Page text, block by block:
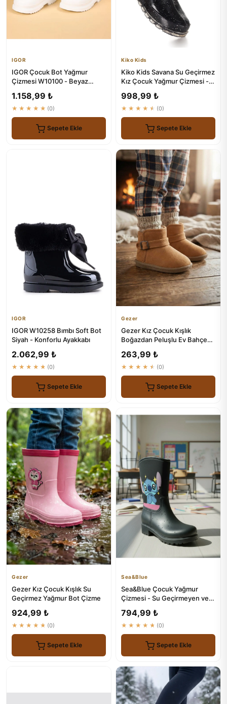
IGOR
IGOR Çocuk Bot Yağmur
Çizmesi W10100 - Beyaz
1.158,99 ₺
★★★★★ (0)
Sepete Ekle
Kiko Kids
Kiko Kids Savana Su Geçirmez
Kız Çocuk Yağmur Çizmesi -
998,99 ₺
★★★★★ (0)
Sepete Ekle
IGOR
IGOR W10258 Bımbı Soft Bot
Siyah - Konforlu Ayakkabı
2.062,99 ₺
★★★★★ (0)
Sepete Ekle
Gezer
Gezer Kız Çocuk Kışlık
Boğazdan Peluşlu Ev Bahçe
263,99 ₺
★★★★★ (0)
Sepete Ekle
Gezer
Gezer Kız Çocuk Kışlık Su
Geçirmez Yağmur Bot Çizme
924,99 ₺
★★★★★ (0)
Sepete Ekle
Sea&Blue
Sea&Blue Çocuk Yağmur
Çizmesi - Su Geçirmeyen ve
794,99 ₺
★★★★★ (0)
Sepete Ekle